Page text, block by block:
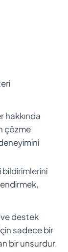
hakkında
çözme
bildirimlerini
destek
sadece bir
bir unsurdur.